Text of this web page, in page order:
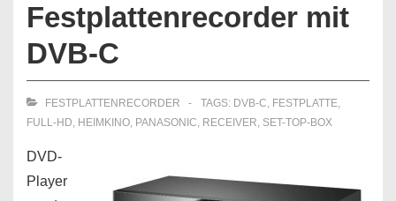
Festplattenrecorder mit
DVB-C
FESTPLATTENRECORDER TAGS: DVB-C, FESTPLATTE,
FULL-HD, HEIMKINO, PANASONIC, RECEIVER, SET-TOP-BOX
DVD-
Player